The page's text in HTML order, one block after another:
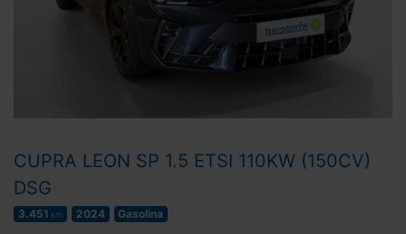
CUPRA LEON SP 1.5 ETSI 110KW (150CV)
DSG
3.451 km 2024 Gasolina